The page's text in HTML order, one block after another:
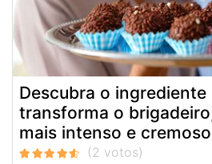
Descubra o
transforma o
mais intenso e cremoso